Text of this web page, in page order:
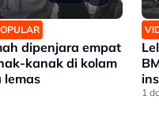
dipenjara empat
kanak di kolam
lemas
1